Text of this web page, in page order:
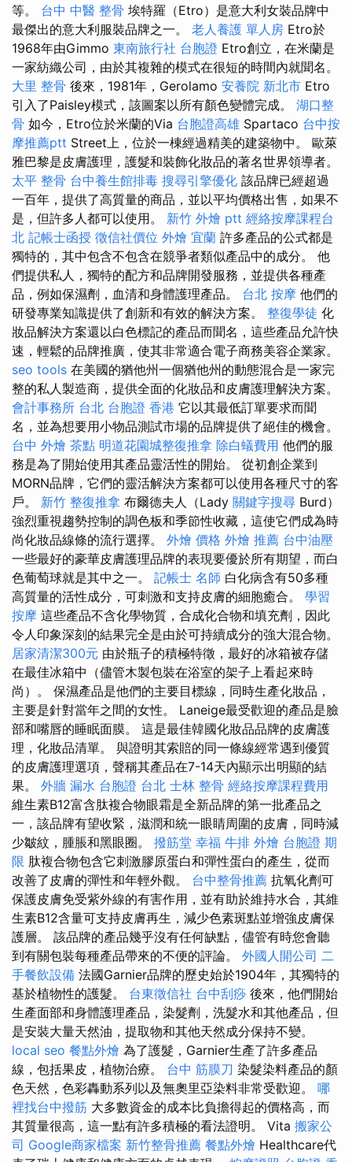
等。 台中 中醫 整骨 埃特羅（Etro）是意大利女裝品牌中
最傑出的意大利服裝品牌之一。 老人養護 單人房 Etro於
1968年由Gimmo 東南旅行社 台胞證 Etro創立，在米蘭是
一家紡織公司，由於其複雜的模式在很短的時間內就聞名。
大里 整骨 後來，1981年，Gerolamo 安養院 新北市 Etro
引入了Paisley模式，該圖案以所有顏色變體完成。 湖口整
骨 如今，Etro位於米蘭的Via 台胞證高雄 Spartaco 台中按
摩推薦ptt Street上，位於一棟經過精美的建築物中。 歐萊
雅巴黎是皮膚護理，護髮和裝飾化妝品的著名世界領導者。
太平 整骨 台中養生館排毒 搜尋引擎優化 該品牌已經超過
一百年，提供了高質量的商品，並以平均價格出售，如果不
是，但許多人都可以使用。 新竹 外燴 ptt 經絡按摩課程台
北 記帳士函授 徵信社價位 外燴 宜蘭 許多產品的公式都是
獨特的，其中包含不包含在競爭者類似產品中的成分。 他
們提供私人，獨特的配方和品牌開發服務，並提供各種產
品，例如保濕劑，血清和身體護理產品。 台北 按摩 他們的
研發專業知識提供了創新和有效的解決方案。 整復學徒 化
妝品解決方案還以白色標記的產品而聞名，這些產品允許快
速，輕鬆的品牌推廣，使其非常適合電子商務美容企業家。
seo tools 在美國的猶他州一個猶他州的動態混合是一家完
整的私人製造商，提供全面的化妝品和皮膚護理解決方案。
會計事務所 台北 台胞證 香港 它以其最低訂單要求而聞
名，並為想要用小物品測試市場的品牌提供了絕佳的機會。
台中 外燴 茶點 明道花園城整復推拿 除白蟻費用 他們的服
務是為了開始使用其產品靈活性的開始。 從初創企業到
MORN品牌，它們的靈活解決方案都可以使用各種尺寸的客
戶。 新竹 整復推拿 布爾德夫人（Lady 關鍵字搜尋 Burd）
強烈重視趨勢控制的調色板和季節性收藏，這使它們成為時
尚化妝品線條的流行選擇。 外燴 價格 外燴 推薦 台中油壓
一些最好的豪華皮膚護理品牌的表現要優於所有期望，而白
色葡萄球就是其中之一。 記帳士 名師 白化病含有50多種
高質量的活性成分，可刺激和支持皮膚的細胞癒合。 學習
按摩 這些產品不含化學物質，合成化合物和填充劑，因此
令人印象深刻的結果完全是由於可持續成分的強大混合物。
居家清潔300元 由於瓶子的積極特徵，最好的冰箱被存儲
在最佳冰箱中（儘管木製包裝在浴室的架子上看起來時
尚）。 保濕產品是他們的主要目標線，同時生產化妝品，
主要是針對當年之間的女性。 Laneige最受歡迎的產品是臉
部和嘴唇的睡眠面膜。 這是最佳韓國化妝品品牌的皮膚護
理，化妝品清單。 與證明其索賠的同一條線經常遇到優質
的皮膚護理選項，聲稱其產品在7-14天內顯示出明顯的結
果。 外牆 漏水 台胞證 台北 士林 整骨 經絡按摩課程費用
維生素B12富含肽複合物眼霜是全新品牌的第一批產品之
一，該品牌有望收緊，滋潤和統一眼睛周圍的皮膚，同時減
少皺紋，腫脹和黑眼圈。 撥筋堂 幸福 牛排 外燴 台胞證 期
限 肽複合物包含它刺激膠原蛋白和彈性蛋白的產生，從而
改善了皮膚的彈性和年輕外觀。 台中整骨推薦 抗氧化劑可
保護皮膚免受紫外線的有害作用，並有助於維持水合，其維
生素B12含量可支持皮膚再生，減少色素斑點並增強皮膚保
護層。 該品牌的產品幾乎沒有任何缺點，儘管有時您會聽
到有關包裝每種產品帶來的不便的評論。 外國人開公司 二
手餐飲設備 法國Garnier品牌的歷史始於1904年，其獨特的
基於植物性的護髮。 台東徵信社 台中刮痧 後來，他們開始
生產面部和身體護理產品，染髮劑，洗髮水和其他產品，但
是安裝大量天然油，提取物和其他天然成分保持不變。
local seo 餐點外燴 為了護髮，Garnier生產了許多產品
線，包括果皮，植物治療。 台中 筋膜刀 染髮染料產品的顏
色天然，色彩轟動系列以及無奧里亞染料非常受歡迎。 哪
裡找台中撥筋 大多數資金的成本比負擔得起的價格高，而
其質量很高，這一點有許多積極的看法證明。 Vita 搬家公
司 Google商家檔案 新竹整骨推薦 餐點外燴 Healthcare代